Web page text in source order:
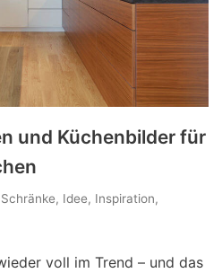
und Küchenbilder für
, Idee, Inspiration,
voll im Trend – und das